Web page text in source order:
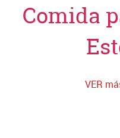
Comida
VER